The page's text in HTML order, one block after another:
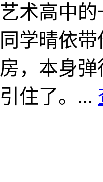
术高中
学晴依
，本身
住了。...